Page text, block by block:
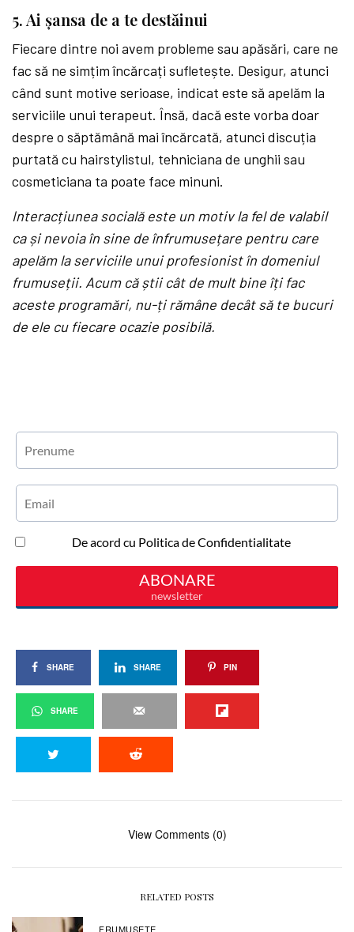
5. Ai șansa de a te destăinui
Fiecare dintre noi avem probleme sau apăsări, care ne
fac să ne simțim încărcați sufletește. Desigur, atunci
când sunt motive serioase, indicat este să apelăm la
serviciile unui terapeut. Însă, dacă este vorba doar
despre o săptămână mai încărcată, atunci discuția
purtată cu hairstylistul, tehniciana de unghii sau
cosmeticiana ta poate face minuni.
Interacțiunea socială este un motiv la fel de valabil
ca și nevoia în sine de înfrumusețare pentru care
apelăm la serviciile unui profesionist în domeniul
frumuseții. Acum că știi cât de mult bine îți fac
aceste programări, nu-ți rămâne decât să te bucuri
de ele cu fiecare ocazie posibilă.
SHARE SHARE PIN
SHARE
View Comments (0)
RELATED POSTS
FRUMUSEȚE